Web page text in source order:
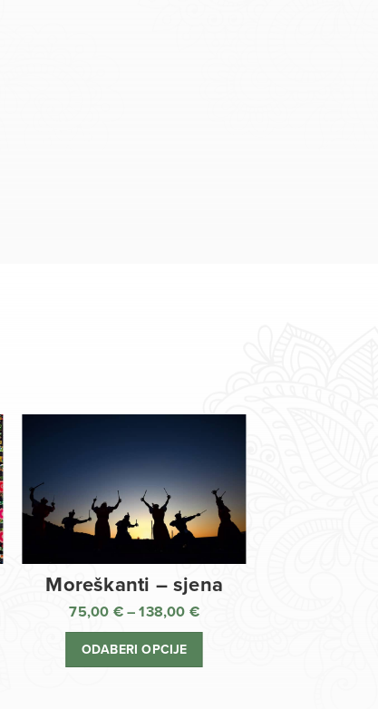
Moreškanti – sjena
75,00 € – 138,00 €Raspon
cijena:
ODABERI OPCIJE